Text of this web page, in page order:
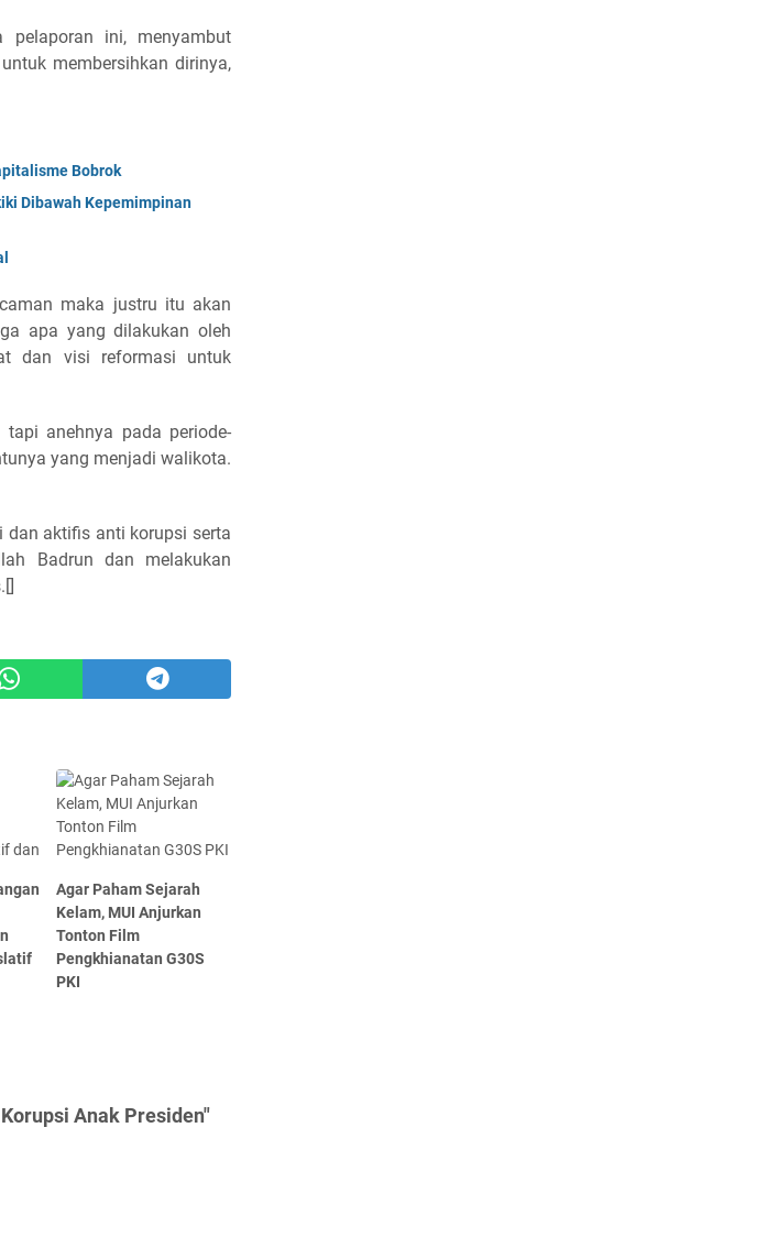
pelaporan ini, menyambut
membersihkan dirinya,
Bobrok
Dibawah Kepemimpinan
maka justru itu akan
apa yang dilakukan oleh
dan visi reformasi untuk
anehnya pada periode-
yang menjadi walikota.
dan aktifis anti korupsi serta
Badrun dan melakukan
Agar Paham Sejarah
Kelam, MUI Anjurkan
Tonton Film
Pengkhianatan G30S
PKI
Anak Presiden"